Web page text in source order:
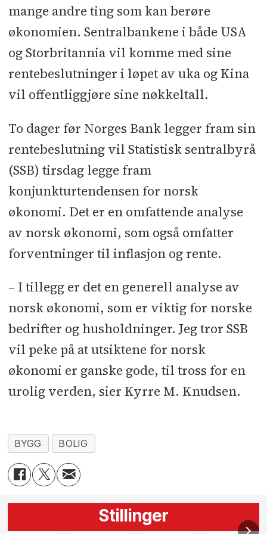
mange andre ting som kan berøre
økonomien. Sentralbankene i både USA
og Storbritannia vil komme med sine
rentebeslutninger i løpet av uka og Kina
vil offentliggjøre sine nøkkeltall.
To dager før Norges Bank legger fram sin
rentebeslutning vil Statistisk sentralbyrå
(SSB) tirsdag legge fram
konjunkturtendensen for norsk
økonomi. Det er en omfattende analyse
av norsk økonomi, som også omfatter
forventninger til inflasjon og rente.
– I tillegg er det en generell analyse av
norsk økonomi, som er viktig for norske
bedrifter og husholdninger. Jeg tror SSB
vil peke på at utsiktene for norsk
økonomi er ganske gode, til tross for en
urolig verden, sier Kyrre M. Knudsen.
BYGG BOLIG
Stillinger